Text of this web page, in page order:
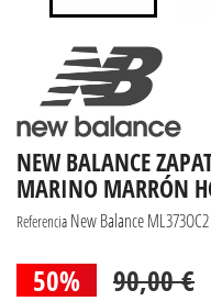
NEW BALANCE
MARINO MARRÓN
Referencia New Balance
50% 90,00 €